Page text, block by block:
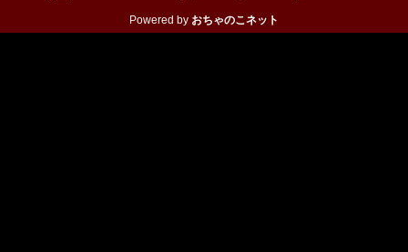
Powered by おちゃのこネット